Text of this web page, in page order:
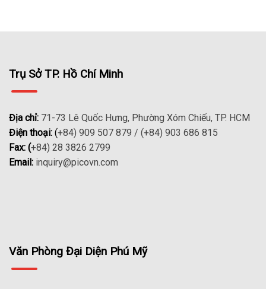
Trụ Sở TP. Hồ Chí Minh
Địa chỉ: 71-73 Lê Quốc Hưng, Phường Xóm Chiếu, TP. HCM
Điện thoại: (+84) 909 507 879 / (+84) 903 686 815
Fax: (+84) 28 3826 2799
Email: inquiry@picovn.com
Văn Phòng Đại Diện Phú Mỹ